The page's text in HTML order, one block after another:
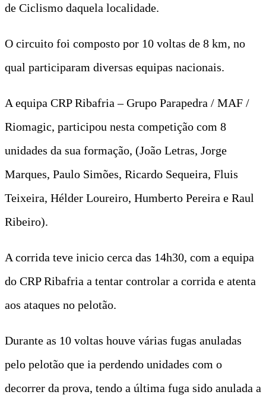
de Ciclismo daquela localidade.
O circuito foi composto por 10 voltas de 8 km, no
qual participaram diversas equipas nacionais.
A equipa CRP Ribafria – Grupo Parapedra / MAF /
Riomagic, participou nesta competição com 8
unidades da sua formação, (João Letras, Jorge
Marques, Paulo Simões, Ricardo Sequeira, Fluis
Teixeira, Hélder Loureiro, Humberto Pereira e Raul
Ribeiro).
A corrida teve inicio cerca das 14h30, com a equipa
do CRP Ribafria a tentar controlar a corrida e atenta
aos ataques no pelotão.
Durante as 10 voltas houve várias fugas anuladas
pelo pelotão que ia perdendo unidades com o
decorrer da prova, tendo a última fuga sido anulada a